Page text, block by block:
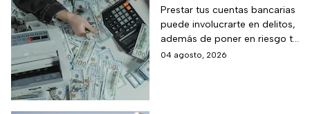
préstamo de cuentas
bancarias: razón por la
que debes decir que
Prestar tus cuentas bancarias
puede involucrarte en delitos,
además de poner en riesgo tu
patrimonio y situación legal;
04 agosto, 2026